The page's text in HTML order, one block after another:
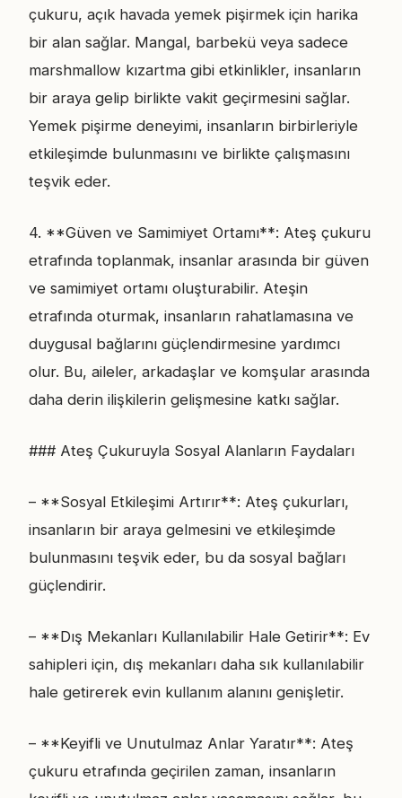
çukuru, açık havada yemek pişirmek için harika
bir alan sağlar. Mangal, barbekü veya sadece
marshmallow kızartma gibi etkinlikler, insanların
bir araya gelip birlikte vakit geçirmesini sağlar.
Yemek pişirme deneyimi, insanların birbirleriyle
etkileşimde bulunmasını ve birlikte çalışmasını
teşvik eder.
4. **Güven ve Samimiyet Ortamı**: Ateş çukuru
etrafında toplanmak, insanlar arasında bir güven
ve samimiyet ortamı oluşturabilir. Ateşin
etrafında oturmak, insanların rahatlamasına ve
duygusal bağlarını güçlendirmesine yardımcı
olur. Bu, aileler, arkadaşlar ve komşular arasında
daha derin ilişkilerin gelişmesine katkı sağlar.
### Ateş Çukuruyla Sosyal Alanların Faydaları
– **Sosyal Etkileşimi Artırır**: Ateş çukurları,
insanların bir araya gelmesini ve etkileşimde
bulunmasını teşvik eder, bu da sosyal bağları
güçlendirir.
– **Dış Mekanları Kullanılabilir Hale Getirir**: Ev
sahipleri için, dış mekanları daha sık kullanılabilir
hale getirerek evin kullanım alanını genişletir.
– **Keyifli ve Unutulmaz Anlar Yaratır**: Ateş
çukuru etrafında geçirilen zaman, insanların